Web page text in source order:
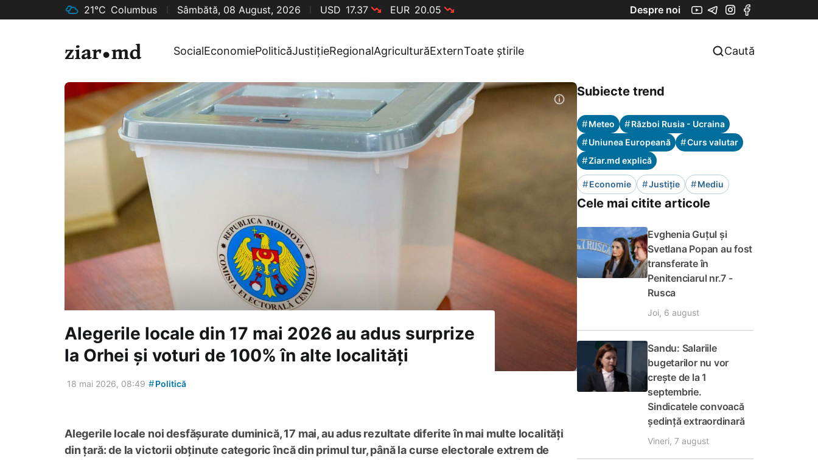
21°C Columbus Sâmbătă, 08 August, 2026 USD 17.37 EUR 20.05 Despre noi
SocialEconomiePoliticăJustițieRegionalAgriculturăExternToate știrile Caută
Alegerile locale din 17 mai 2026 au adus surprize
la Orhei și voturi de 100% în alte localități
18 mai 2026, 08:49 #Politică
Alegerile locale noi desfășurate duminică, 17 mai, au adus rezultate diferite în mai multe localități
din țară: de la victorii obținute categoric încă din primul tur, până la curse electorale extrem de
Subiecte trend
#Meteo #Război Rusia - Ucraina
#Uniunea Europeană #Curs valutar
#Ziar.md explică
#Economie #Justiție #Mediu
Cele mai citite articole
Evghenia Guțul și
Svetlana Popan au fost
transferate în
Penitenciarul nr.7 -
Rusca
Joi, 6 august
Sandu: Salariile
bugetarilor nu vor
crește de la 1
septembrie.
Sindicatele convoacă
ședință extraordinară
Vineri, 7 august